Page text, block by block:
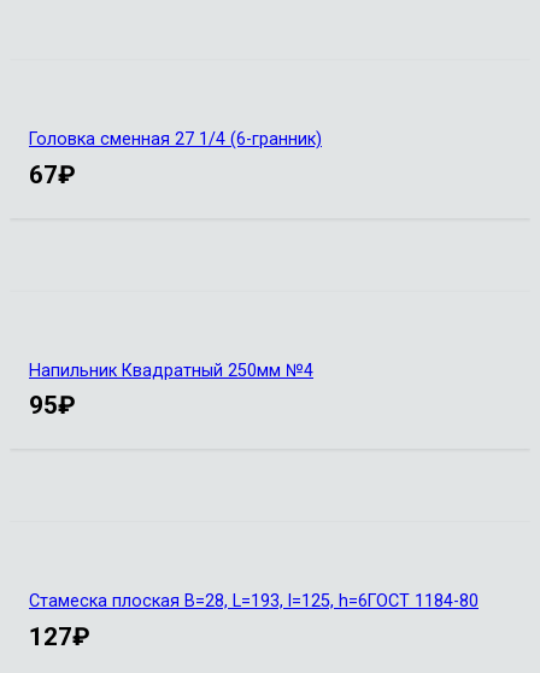
Головка сменная 27 1/4 (6-гранник)
67₽
Напильник Квадратный 250мм №4
95₽
Стамеска плоская B=28, L=193, l=125, h=6ГОСТ 1184-80
127₽